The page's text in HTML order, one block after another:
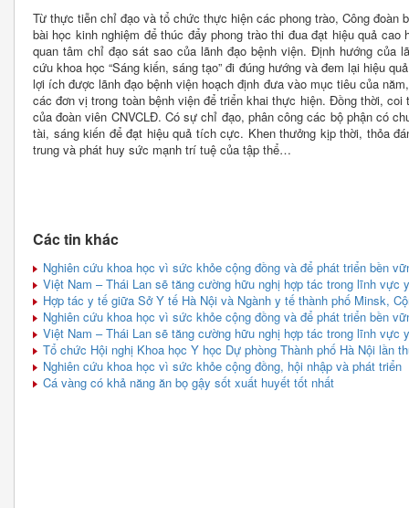
Từ thực tiễn chỉ đạo và tổ chức thực hiện các phong trào, Công đoàn
bài học kinh nghiệm để thúc đẩy phong trào thi đua đạt hiệu quả
quan tâm chỉ đạo sát sao của lãnh đạo bệnh viện. Định hướng của
cứu khoa học “Sáng kiến, sáng tạo” đi đúng hướng và đem lại hiệu
lợi ích được lãnh đạo bệnh viện hoạch định đưa vào mục tiêu của
các đơn vị trong toàn bệnh viện để triển khai thực hiện. Đồng thời,
của đoàn viên CNVCLĐ. Có sự chỉ đạo, phân công các bộ phận có
tài, sáng kiến để đạt hiệu quả tích cực. Khen thưởng kịp thời, thỏa
trung và phát huy sức mạnh trí tuệ của tập thể…
Các tin khác
Nghiên cứu khoa học vì sức khỏe cộng đồng và để phát triển bền
Việt Nam – Thái Lan sẽ tăng cường hữu nghị hợp tác trong lĩnh vực
Hợp tác y tế giữa Sở Y tế Hà Nội và Ngành y tế thành phố Minsk,
Nghiên cứu khoa học vì sức khỏe cộng đồng và để phát triển bền
Việt Nam – Thái Lan sẽ tăng cường hữu nghị hợp tác trong lĩnh vực
Tổ chức Hội nghị Khoa học Y học Dự phòng Thành phố Hà Nội lần
Nghiên cứu khoa học vì sức khỏe cộng đồng, hội nhập và phát triển
Cá vàng có khả năng ăn bọ gậy sốt xuất huyết tốt nhất